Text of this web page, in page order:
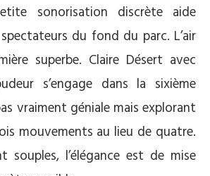
sonorisation discrète aide
du fond du parc. L’air
superbe. Claire Désert avec
s’engage dans la sixième
vraiment géniale mais explorant
mouvements au lieu de quatre.
souples, l’élégance est de mise